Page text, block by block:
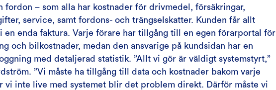
fordon – som alla har kostnader för drivmedel, försäkringar,
service, samt fordons- och trängselskatter. Kunden får allt
en enda faktura. Varje förare har tillgång till en egen förarportal för
och bilkostnader, medan den ansvarige på kundsidan har en
med detaljerad statistik. ”Allt vi gör är väldigt systemstyrt,”
”Vi måste ha tillgång till data och kostnader bakom varje
vi inte live med systemet blir det problem direkt. Därför måste vi